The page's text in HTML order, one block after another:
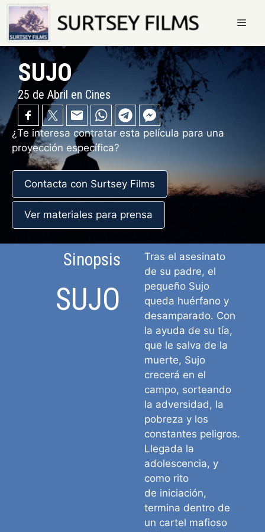
Saltar
al
contenido
Menú
SUJO
25 de Abril en Cines
¿Te interesa contratar esta película para una
proyección específica?
Contacta con Surtsey Films
Ver materiales para prensa
Sinopsis
SUJO
Tras el asesinato
de su padre, el
pequeño Sujo
queda huérfano y
desamparado. Con
la ayuda de su tía,
que le salva de la
muerte, Sujo
crecerá en el
campo, sorteando
la adversidad, la
pobreza y los
constantes peligros.
Llegada la
adolescencia, y
como rito
de iniciación,
termina dentro de
un cartel mafioso